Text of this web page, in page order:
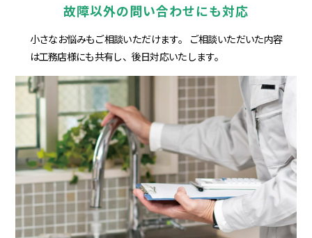
故障以外の問い合わせにも対応
小さなお悩みもご相談いただけます。 ご相談いただいた内容
は工務店様にも共有し、後日対応いたします。